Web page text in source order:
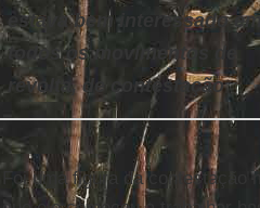
estava bem interessado
todos os movimentos de
revolta, de contestação
Foi uma figura da